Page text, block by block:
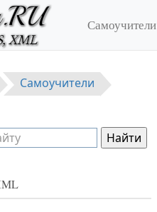
содержанию
Самоучители
Самоучители